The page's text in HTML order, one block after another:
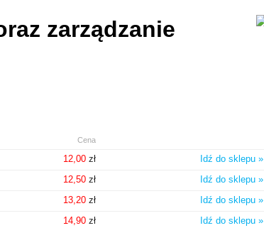
zarządzanie
Cena
12,00zł
Idź do sklepu »
12,50zł
Idź do sklepu »
13,20zł
Idź do sklepu »
14,90zł
Idź do sklepu »